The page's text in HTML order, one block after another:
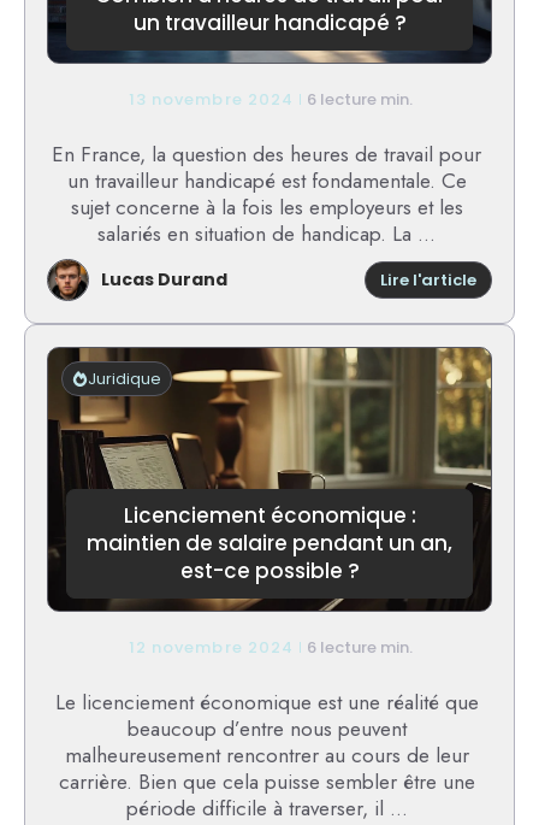
un travailleur handicapé ?
13 novembre 2024 6 lecture min.
En France, la question des heures de travail pour
un travailleur handicapé est fondamentale. Ce
sujet concerne à la fois les employeurs et les
salariés en situation de handicap. La ...
Lucas Durand Lire l'article:
de
travail
pour
un
?
Licenciement économique :
maintien de salaire pendant un an,
est-ce possible ?
Juridique
12 novembre 2024 6 lecture min.
Le licenciement économique est une réalité que
beaucoup d’entre nous peuvent
malheureusement rencontrer au cours de leur
carrière. Bien que cela puisse sembler être une
période difficile à traverser, il ...